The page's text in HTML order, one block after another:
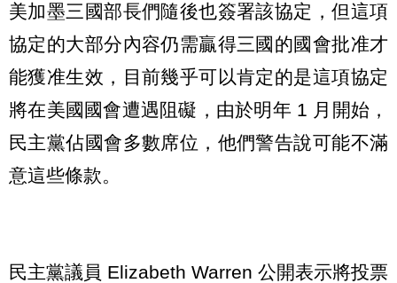
美加墨三國部長們隨後也簽署該協定，但這項
協定的大部分內容仍需贏得三國的國會批准才
能獲准生效，目前幾乎可以肯定的是這項協定
將在美國國會遭遇阻礙，由於明年 1 月開始，
民主黨佔國會多數席位，他們警告說可能不滿
意這些條款。
民主黨議員 Elizabeth Warren 公開表示將投票